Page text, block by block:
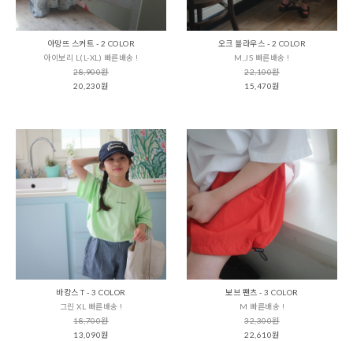
아망뜨 스커트 - 2 COLOR
아이보리 L(L-XL) 빠른배송 !
28,900원
20,230원
오크 블라우스 - 2 COLOR
M,JS 빠른배송 !
22,100원
15,470원
바캉스 T - 3 COLOR
그린 XL 빠른배송 !
18,700원
13,090원
보브 팬츠 - 3 COLOR
M 빠른배송 !
32,300원
22,610원